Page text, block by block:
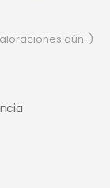
aún. )